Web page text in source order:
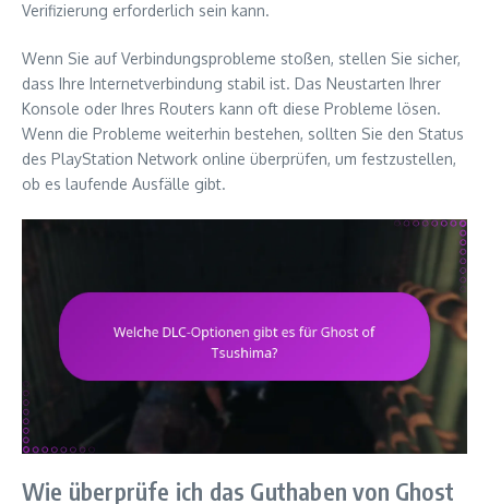
Verifizierung erforderlich sein kann.
Wenn Sie auf Verbindungsprobleme stoßen, stellen Sie sicher,
dass Ihre Internetverbindung stabil ist. Das Neustarten Ihrer
Konsole oder Ihres Routers kann oft diese Probleme lösen.
Wenn die Probleme weiterhin bestehen, sollten Sie den Status
des PlayStation Network online überprüfen, um festzustellen,
ob es laufende Ausfälle gibt.
Wie überprüfe ich das Guthaben von Ghost